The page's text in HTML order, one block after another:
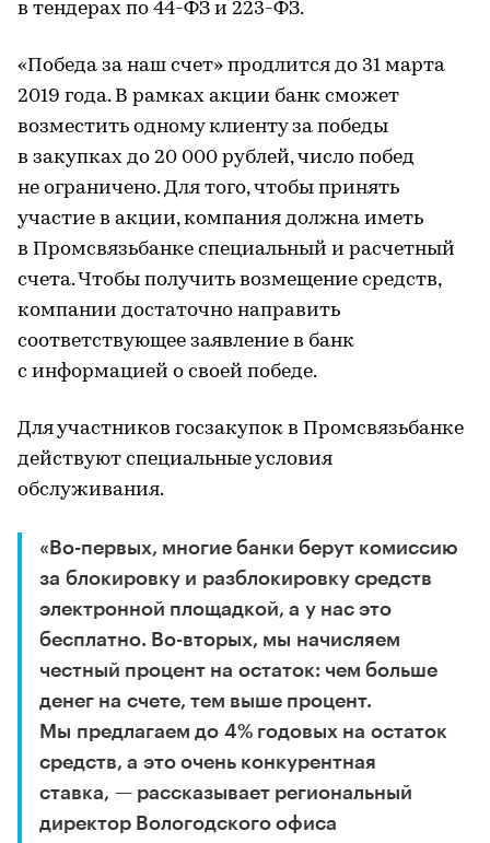
в тендерах по 44-ФЗ и 223-ФЗ.
«Победа за наш счет» продлится до 31 марта
2019 года. В рамках акции банк сможет
возместить одному клиенту за победы
в закупках до 20 000 рублей, число побед
не ограничено. Для того, чтобы принять
участие в акции, компания должна иметь
в Промсвязьбанке специальный и расчетный
счета. Чтобы получить возмещение средств,
компании достаточно направить
соответствующее заявление в банк
с информацией о своей победе.
Для участников госзакупок в Промсвязьбанке
действуют специальные условия
обслуживания.
«Во-первых, многие банки берут комиссию
за блокировку и разблокировку средств
электронной площадкой, а у нас это
бесплатно. Во-вторых, мы начисляем
честный процент на остаток: чем больше
денег на счете, тем выше процент.
Мы предлагаем до 4% годовых на остаток
средств, а это очень конкурентная
ставка, — рассказывает региональный
директор Вологодского офиса